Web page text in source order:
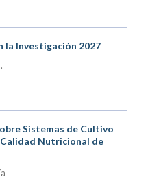
la Investigación 2027
Sistemas de Cultivo
Nutricional de